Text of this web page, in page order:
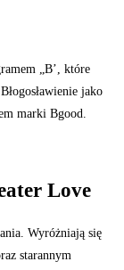
„B’, które
jako
marki Bgood.
Love
Wyróżniają się
starannym